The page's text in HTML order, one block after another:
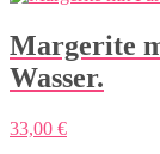
Margerite
Wasser.
33,00 €